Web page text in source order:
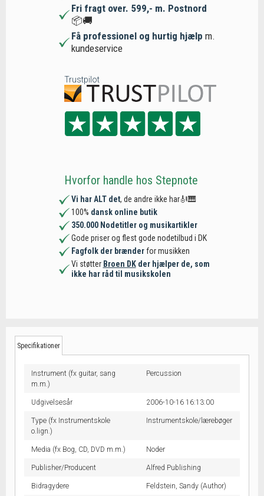
Fri fragt over. 599,- m. Postnord
📦🚚
Få professionel og hurtig hjælp m.
kundeservice
Trustpilot
Hvorfor handle hos Stepnote
Vi har ALT det, de andre ikke har🎻🎹
100% dansk online butik
350.000 Nodetitler og musikartikler
Gode priser og flest gode nodetilbud i DK
Fagfolk der brænderfor musikken
Vi støtter Broen DKder hjælper de, som
ikke har råd til musikskolen
Specifikationer
Instrument (fx guitar, sang
m.m.)
Percussion
Udgivelsesår 2006-10-16 16:13:00
Type (fx Instrumentskole
o.lign.)
Instrumentskole/lærebøger
Media (fx Bog, CD, DVD m.m.) Noder
Publisher/Producent Alfred Publishing
Bidragydere Feldstein, Sandy (Author)